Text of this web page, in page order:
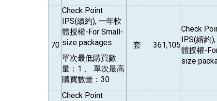
70
Check Point
IPS(續約), 一年軟
體授權-For Small-
size packages
單次最低購買數
量：1 、 單次最高
購買數量：30
套 361,105
Check
IPS(續約
體授權-
size
Check Point